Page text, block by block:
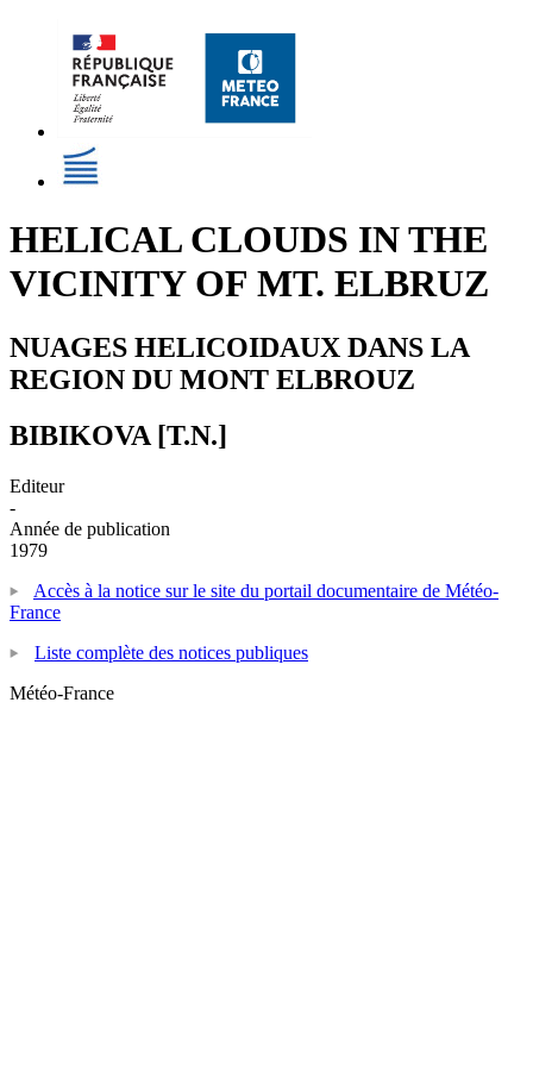
HELICAL CLOUDS IN THE
VICINITY OF MT. ELBRUZ
NUAGES HELICOIDAUX DANS LA
REGION DU MONT ELBROUZ
BIBIKOVA [T.N.]
Editeur
-
Année de publication
1979
Accès à la notice sur le site du portail documentaire de Météo-
France
Liste complète des notices publiques
Météo-France